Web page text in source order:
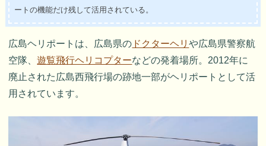
ートの機能だけ残して活用されている。
広島ヘリポートは、広島県の ドクターヘリや広島県警察航
空隊、遊覧飛行ヘリコプターなどの発着場所。2012年に
廃止された広島西飛行場の跡地一部がヘリポートとして活
用されています。